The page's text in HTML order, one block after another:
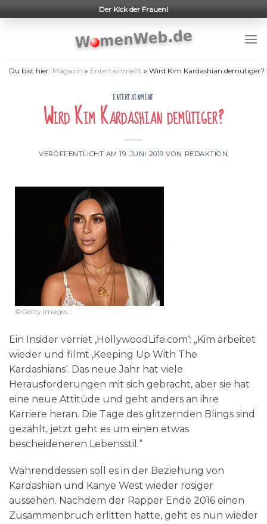
to
Der Kick der Frauen!
Du bist hier: Magazin » Entertainment » Wird Kim Kardashian demütiger?
ENTERTAINMENT
Wird Kim Kardashian demütiger?
VERÖFFENTLICHT AM19. JUNI 2019 VON REDAKTION
©Getty Images
Ein Insider verriet ‚HollywoodLife.com‘: „Kim arbeitet
wieder und filmt ‚Keeping Up With The
Kardashians‘. Das neue Jahr hat viele
Herausforderungen mit sich gebracht, aber sie hat
eine neue Attitüde und geht anders an ihre
Karriere heran. Die Tage des glitzernden Blings sind
gezählt, jetzt geht es um einen etwas
bescheideneren Lebensstil.“
Währenddessen soll es in der Beziehung von
Kardashian und Kanye West wieder rosiger
aussehen. Nachdem der Rapper Ende 2016 einen
Zusammenbruch erlitten hatte, geht es nun wieder